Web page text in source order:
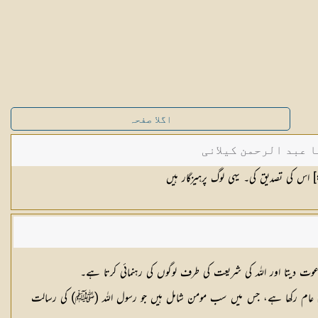
اگلا صفحہ
عبد الرحمن کیلانی
] اس کی تصدیق کی۔ یہی لوگ پرہیزگار ہیں
اور اللہ کی شریعت کی طرف لوگوں کی رہنمائی کرتا ہے۔
رکھا ہے، جس میں سب مومن شامل ہیں جو رسول اللہ (ﷺ) کی رسالت